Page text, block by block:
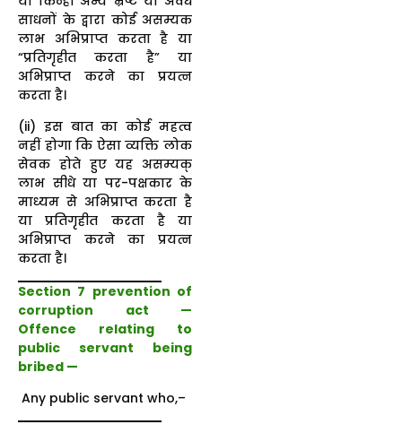
साधनों के द्वारा कोई असम्यक
लाभ अभिप्राप्त करता है या
“प्रतिगृहीत करता है” या
अभिप्राप्त करने का प्रयत्न
करता है।
(ii) इस बात का कोई महत्व
नहीं होगा कि ऐसा व्यक्ति लोक
सेवक होते हुए यह असम्यक्
लाभ सीधे या पर-पक्षकार के
माध्यम से अभिप्राप्त करता है
या प्रतिगृहीत करता है या
अभिप्राप्त करने का प्रयत्न
करता है।
Section 7 prevention of
corruption act —
Offence relating to
public servant being
bribed —
Any public servant who,–